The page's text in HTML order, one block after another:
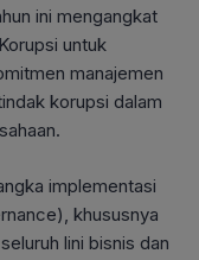
ini mengangkat
untuk
manajemen
korupsi dalam
implementasi
khususnya
lini bisnis dan